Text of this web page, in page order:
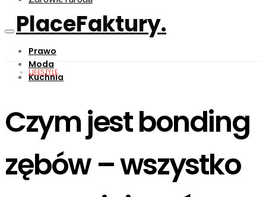
PlaceFaktury.
Prawo
Moda
Kuchnia
LIFESTYLE
Czym jest bonding
zębów – wszystko